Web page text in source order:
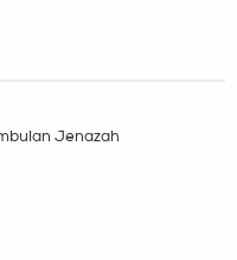
Jenazah